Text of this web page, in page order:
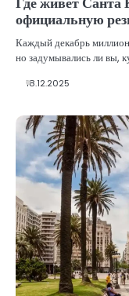
официальную
Каждый декабрь
но задумывались ли вы,
18.12.2025